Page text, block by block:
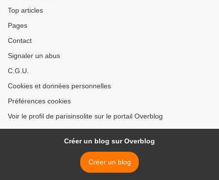
Top articles
Pages
Contact
Signaler un abus
C.G.U.
Cookies et données personnelles
Préférences cookies
Voir le profil de parisinsolite sur le portail Overblog
Créer un blog sur Overblog
Créer un blog